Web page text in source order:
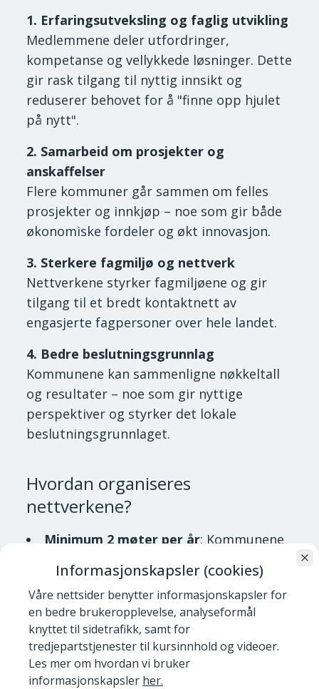
1. Erfaringsutveksling og faglig utvikling
Medlemmene deler utfordringer,
kompetanse og vellykkede løsninger. Dette
gir rask tilgang til nyttig innsikt og
reduserer behovet for å "finne opp hjulet
på nytt".
2. Samarbeid om prosjekter og
anskaffelser
Flere kommuner går sammen om felles
prosjekter og innkjøp – noe som gir både
økonomiske fordeler og økt innovasjon.
3. Sterkere fagmiljø og nettverk
Nettverkene styrker fagmiljøene og gir
tilgang til et bredt kontaktnett av
engasjerte fagpersoner over hele landet.
4. Bedre beslutningsgrunnlag
Kommunene kan sammenligne nøkkeltall
og resultater – noe som gir nyttige
perspektiver og styrker det lokale
beslutningsgrunnlaget.
Hvordan organiseres
nettverkene?
Minimum 2 møter per år: Kommunene
kombineres gjerne med befaringer og
faglige presentasjoner. Noen møter
gjennomføres digitalt!
Digital samhandling: Alle nettverk har
egne Teams-rom for deling av
Informasjonskapsler (cookies)
Våre nettsider benytter informasjonskapsler for
en bedre brukeropplevelse, analyseformål
knyttet til sidetrafikk, samt for
tredjepartstjenester til kursinnhold og videoer.
Les mer om hvordan vi bruker
informasjonskapsler her.